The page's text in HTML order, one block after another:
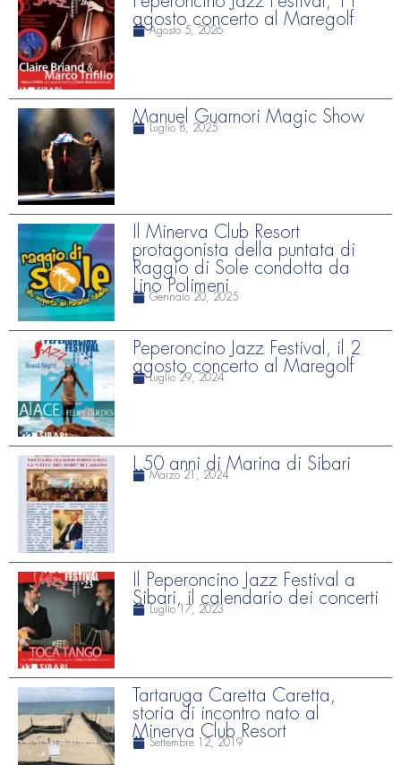
agosto concerto al Maregolf
Agosto 5, 2026
Manuel Guarnori Magic Show
Luglio 8, 2025
Il Minerva Club Resort
protagonista della puntata di
Raggio di Sole condotta da
Lino Polimeni
Gennaio 20, 2025
Peperoncino Jazz Festival, il 2
agosto concerto al Maregolf
Luglio 29, 2024
I 50 anni di Marina di Sibari
Marzo 21, 2024
Il Peperoncino Jazz Festival a
Sibari, il calendario dei concerti
Luglio 17, 2023
Tartaruga Caretta Caretta,
storia di incontro nato al
Minerva Club Resort
Settembre 12, 2019